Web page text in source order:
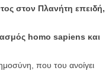
στον Πλανήτη επειδή,
homo sapiens και
που του ανοίγει